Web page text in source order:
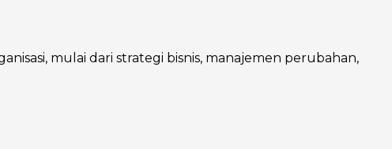
mulai dari strategi bisnis, manajemen perubahan,